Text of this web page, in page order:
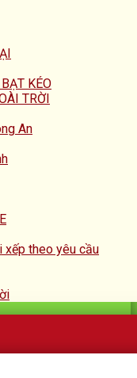
KÉO
TRỜI
An
xếp theo yêu cầu